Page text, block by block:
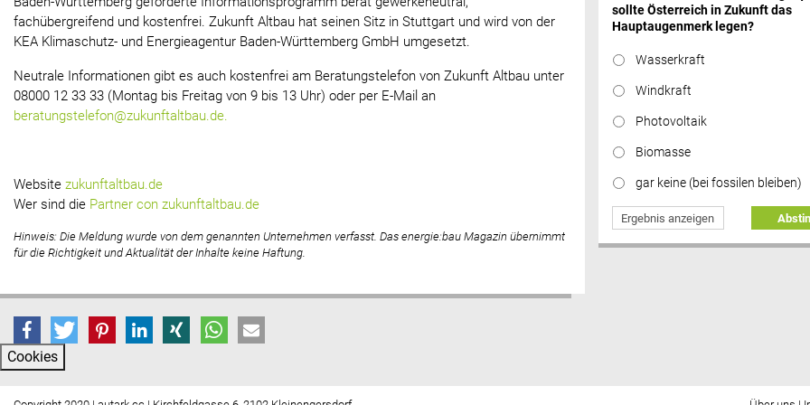
fachübergreifend und kostenfrei. Zukunft Altbau hat seinen Sitz in Stuttgart und wird von der
KEA Klimaschutz- und Energieagentur Baden-Württemberg GmbH umgesetzt.
Neutrale Informationen gibt es auch kostenfrei am Beratungstelefon von Zukunft Altbau unter
08000 12 33 33 (Montag bis Freitag von 9 bis 13 Uhr) oder per E-Mail an
beratungstelefon@zukunftaltbau.de.
Website zukunftaltbau.de
Wer sind die Partner con zukunftaltbau.de
Hinweis: Die Meldung wurde von dem genannten Unternehmen verfasst. Das energie:bau Magazin übernimmt
für die Richtigkeit und Aktualität der Inhalte keine Haftung.
sollte Österreich in Zukunft das
Hauptaugenmerk legen?
Wasserkraft
Windkraft
Photovoltaik
Biomasse
gar keine (bei fossilen bleiben)
Ergebnis anzeigen
Cookies